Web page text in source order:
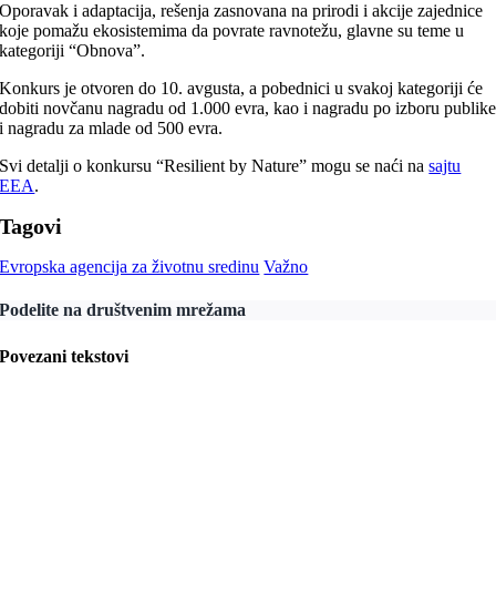
Oporavak i adaptacija, rešenja zasnovana na prirodi i akcije zajednice
koje pomažu ekosistemima da povrate ravnotežu, glavne su teme u
kategoriji “Obnova”.
Konkurs je otvoren do 10. avgusta, a pobednici u svakoj kategoriji će
dobiti novčanu nagradu od 1.000 evra, kao i nagradu po izboru publike
i nagradu za mlade od 500 evra.
Svi detalji o konkursu “Resilient by Nature” mogu se naći nasajtu
EEA.
Tagovi
Evropska agencija za životnu sredinu Važno
Podelite na društvenim mrežama
Povezani tekstovi